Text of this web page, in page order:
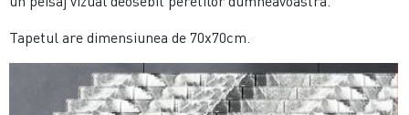
Tapetul are dimensiunea de 70x70cm.